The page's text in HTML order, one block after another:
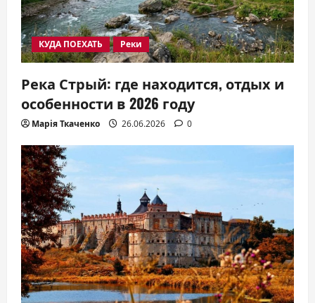
КУДА ПОЕХАТЬ Реки
Река Стрый: где находится, отдых и
особенности в 2026 году
Марія Ткаченко 26.06.2026 0